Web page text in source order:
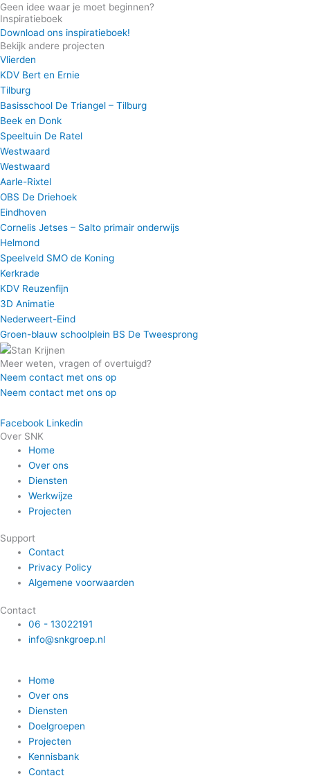
Geen idee waar je moet beginnen?
Inspiratieboek
Download ons inspiratieboek!
Bekijk andere projecten
Vlierden
KDV Bert en Ernie
Tilburg
Basisschool De Triangel – Tilburg
Beek en Donk
Speeltuin De Ratel
Westwaard
Westwaard
Aarle-Rixtel
OBS De Driehoek
Eindhoven
Cornelis Jetses – Salto primair onderwijs
Helmond
Speelveld SMO de Koning
Kerkrade
KDV Reuzenfijn
3D Animatie
Nederweert-Eind
Groen-blauw schoolplein BS De Tweesprong
Meer weten, vragen of overtuigd?
Neem contact met ons op
Neem contact met ons op
Facebook Linkedin
Over SNK
Home
Over ons
Diensten
Werkwijze
Projecten
Support
Contact
Privacy Policy
Algemene voorwaarden
Contact
06 - 13022191
info@snkgroep.nl
Home
Over ons
Diensten
Doelgroepen
Projecten
Kennisbank
Contact